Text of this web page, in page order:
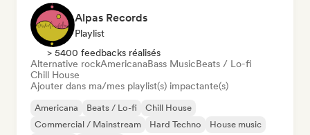
Alpas Records
Playlist
> 5400 feedbacks réalisés
Alternative rockAmericanaBass MusicBeats / Lo-fi
Chill House
Ajouter dans ma/mes playlist(s) impactante(s)
Americana Beats / Lo-fi
Chill House
Commercial / Mainstream
Hard Techno
House music